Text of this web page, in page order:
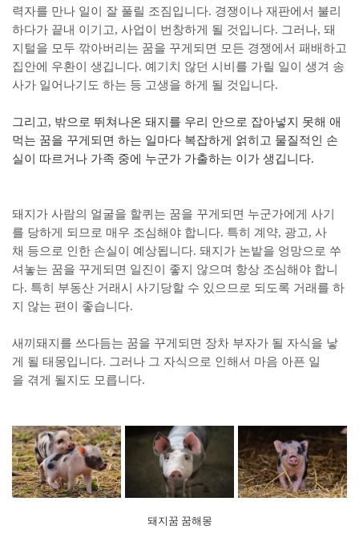
력자를 만나 일이 잘 풀릴 조짐입니다. 경쟁이나 재판에서 불리
하다가 끝내 이기고, 사업이 번창하게 될 것입니다. 그러나, 돼
지털을 모두 깎아버리는 꿈을 꾸게되면 모든 경쟁에서 패배하고
집안에 우환이 생깁니다. 예기치 않던 시비를 가릴 일이 생겨 송
사가 일어나기도 하는 등 고생을 하게 될 것입니다.
그리고, 밖으로 뛰쳐나온 돼지를 우리 안으로 잡아넣지 못해 애
먹는 꿈을 꾸게되면 하는 일마다 복잡하게 얽히고 물질적인 손
실이 따르거나 가족 중에 누군가 가출하는 이가 생깁니다.
돼지가 사람의 얼굴을 할퀴는 꿈을 꾸게되면 누군가에게 사기
를 당하게 되므로 매우 조심해야 합니다. 특히 계약, 광고, 사
채 등으로 인한 손실이 예상됩니다. 돼지가 논밭을 엉망으로 쑤
셔놓는 꿈을 꾸게되면 일진이 좋지 않으며 항상 조심해야 합니
다. 특히 부동산 거래시 사기당할 수 있으므로 되도록 거래를 하
지 않는 편이 좋습니다.
새끼돼지를 쓰다듬는 꿈을 꾸게되면 장차 부자가 될 자식을 낳
게 될 태몽입니다. 그러나 그 자식으로 인해서 마음 아픈 일
을 겪게 될지도 모릅니다.
돼지꿈 꿈해몽